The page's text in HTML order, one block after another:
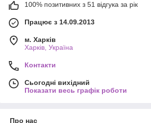
100% позитивних з 51 відгука за рік
Працює з 14.09.2013
м. Харків
Харків, Україна
Контакти
Сьогодні вихідний
Показати весь графік роботи
Про нас